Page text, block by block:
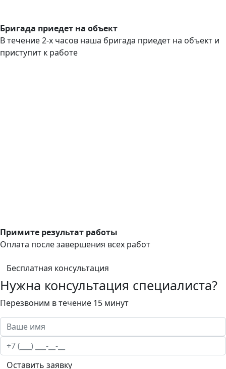
Бригада приедет на объект
В течение 2-х часов наша бригада приедет на объект и
приступит к работе
Примите результат работы
Оплата после завершения всех работ
Бесплатная консультация
Нужна консультация специалиста?
Перезвоним в течение 15 минут
Оставить заявку